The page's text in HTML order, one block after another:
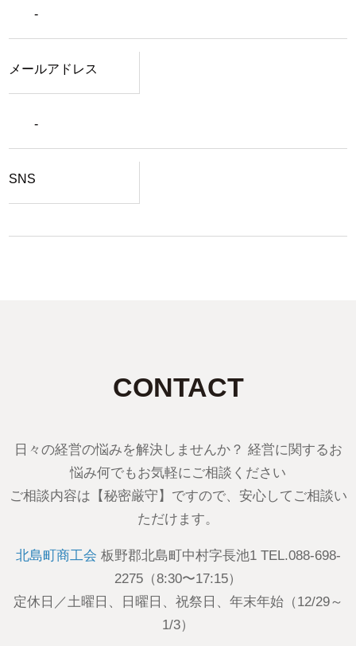
-
メールアドレス
-
SNS
CONTACT
日々の経営の悩みを解決しませんか？ 経営に関するお
悩み何でもお気軽にご相談ください
ご相談内容は【秘密厳守】ですので、安心してご相談い
ただけます。
北島町商工会 板野郡北島町中村字長池1 TEL.088-698-
2275（8:30〜17:15）
定休日／土曜日、日曜日、祝祭日、年末年始（12/29～
1/3）